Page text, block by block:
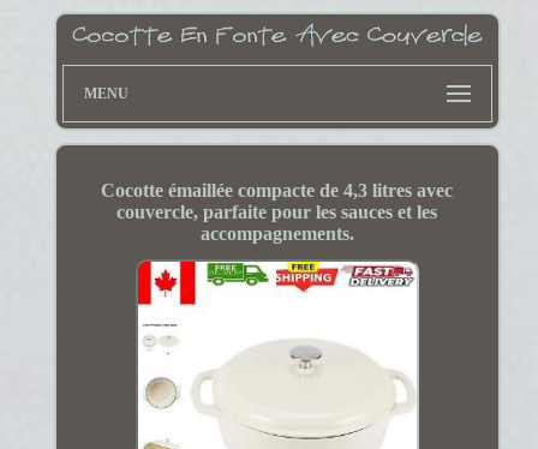
MENU
Cocotte émaillée compacte de 4,3 litres avec
couvercle, parfaite pour les sauces et les
accompagnements.